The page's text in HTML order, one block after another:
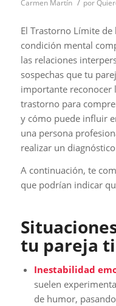
Carmen Martín / por
El Trastorno Límite de
condición mental
las relaciones
sospechas que tu
importante reconocer
trastorno para
y cómo puede influir
una persona
realizar un
A continuación, te
que podrían indicar
tu pareja
Inestabilidad
suelen
de humor,